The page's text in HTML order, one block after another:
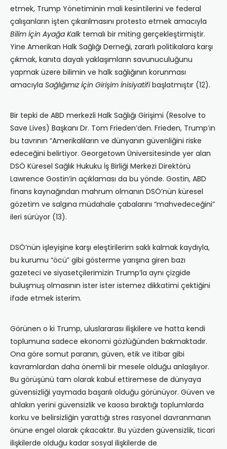
etmek, Trump Yönetiminin mali kesintilerini ve federal
çalışanların işten çıkarılmasını protesto etmek amacıyla
Bilim İçin Ayağa Kalktemalı bir miting gerçekleştirmiştir.
Yine Amerikan Halk Sağlığı Derneği, zararlı politikalara karşı
çıkmak, kanıta dayalı yaklaşımların savunuculuğunu
yapmak üzere bilimin ve halk sağlığının korunması
amacıyla Sağlığımız İçin Girişim İnisiyatifibaşlatmıştır (12).
Bir tepki de ABD merkezli Halk Sağlığı Girişimi (Resolve to
Save Lives) Başkanı Dr. Tom Frieden’den. Frieden, Trump’ın
bu tavrının “Amerikalıların ve dünyanın güvenliğini riske
edeceğini belirtiyor. Georgetown Üniversitesinde yer alan
DSÖ Küresel Sağlık Hukuku İş Birliği Merkezi Direktörü
Lawrence Gostin’in açıklaması da bu yönde. Gostin, ABD
finans kaynağından mahrum olmanın DSÖ’nün küresel
gözetim ve salgına müdahale çabalarını “mahvedeceğini”
ileri sürüyor (13).
DSÖ’nün işleyişine karşı eleştirilerim saklı kalmak kaydıyla,
bu kurumu “öcü” gibi gösterme yarışına giren bazı
gazeteci ve siyasetçilerimizin Trump’la aynı çizgide
buluşmuş olmasının ister ister istemez dikkatimi çektiğini
ifade etmek isterim.
Görünen o ki Trump, uluslararası ilişkilere ve hatta kendi
toplumuna sadece ekonomi gözlüğünden bakmaktadır.
Ona göre somut paranın, güven, etik ve itibar gibi
kavramlardan daha önemli bir mesele olduğu anlaşılıyor.
Bu görüşünü tam olarak kabul ettiremese de dünyaya
güvensizliği yaymada başarılı olduğu görünüyor. Güven ve
ahlakın yerini güvensizlik ve kaosa bıraktığı toplumlarda
korku ve belirsizliğin yarattığı stres rasyonel davranmanın
önüne engel olarak çıkacaktır. Bu yüzden güvensizlik, ticari
ilişkilerde olduğu kadar sosyal ilişkilerde de